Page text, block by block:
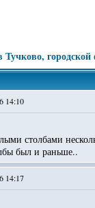
14:10
столбами
был и раньше..
14:17